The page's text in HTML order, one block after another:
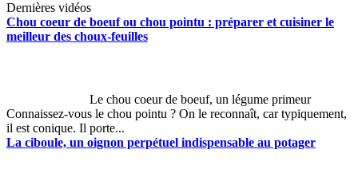
Dernières vidéos
Chou coeur de boeuf ou chou pointu : préparer et cuisiner le
meilleur des choux-feuilles
Le chou coeur de boeuf, un légume primeur
Connaissez-vous le chou pointu ? On le reconnaît, car typiquement,
il est conique. Il porte...
La ciboule, un oignon perpétuel indispensable au potager